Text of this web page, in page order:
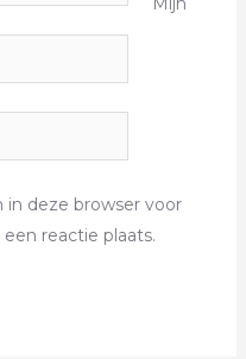
in deze browser voor
reactie plaats.